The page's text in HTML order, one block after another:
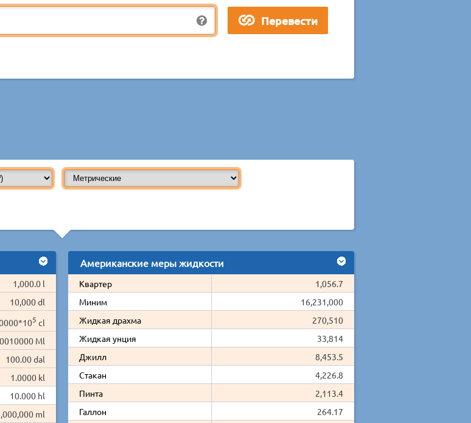
1,000.0 l
10,000 dl
5 cl
Ml
100.00 dal
1.0000 kl
10.000 hl
ml
Американские меры жидкости
Квартер
1,056.7
Миним
16,231,000
Жидкая драхма
270,510
Жидкая унция
33,814
Джилл
8,453.5
Стакан
4,226.8
Пинта
2,113.4
Галлон
264.17